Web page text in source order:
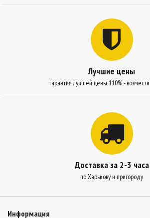
Лучшие цены
гарантия лучшей цены 110% -
Доставка за 2-3 часа
по Харькову и пригороду
Информация